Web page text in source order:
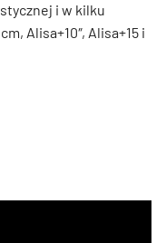
i w kilku
Alisa+10″, Alisa+15 i